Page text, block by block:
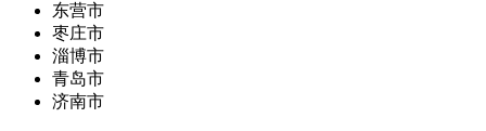
东营市
枣庄市
淄博市
青岛市
济南市